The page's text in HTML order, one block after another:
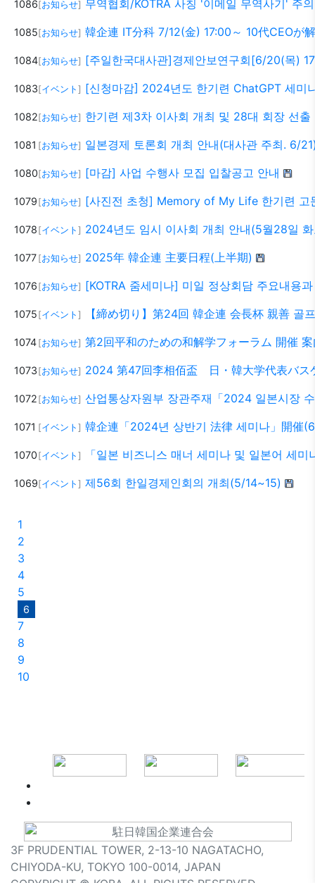
1086 [お知らせ] 무역협회/KOTRA 사칭 '이메일 무역사기' 주의
1085 [お知らせ] 韓企連 IT分科 7/12(金) 17:00～ 10代CEOが
1084[お知らせ] [주일한국대사관]경제안보연구회[6/20(목)
1083 [イベント ] [신청마감] 2024년도 한기련 ChatGPT 세미
1082 [お知らせ] 한기련 제3차 이사회 개최 및 28대 회장 선
1081 [お知らせ] 일본경제 토론회 개최 안내(대사관 주최. 6/
1080 [お知らせ] [마감] 사업 수행사 모집 입찰공고 안내
1079 [お知らせ] [사진전 초청] Memory of My Life 한기련 고
1078 [イベント ] 2024년도 임시 이사회 개최 안내(5월28일
1077 [お知らせ] 2025年 韓企連 主要日程(上半期)
1076 [お知らせ] [KOTRA 줌세미나] 미일 정상회담 주요내용
1075 [イベント ] 【締め切り】第24回 韓企連 会長杯 親善 골
1074 [お知らせ] 第2回平和のための和解学フォーラム 開催
1073 [お知らせ] 2024 第47回李相佰盃 日・韓大学代表バス
1072 [お知らせ] 산업통상자원부 장관주재「2024 일본시장
1071 [イベント ] 韓企連「2024년 상반기 法律 세미나」開催
1070 [イベント ] 「일본 비즈니스 매너 세미나 및 일본어 세
1069 [イベント ] 제56회 한일경제인회의 개최(5/14~15)
1
2
3
4
5
6
7
8
9
10
3F PRUDENTIAL TOWER, 2-13-10 NAGATACHO,
CHIYODA-KU, TOKYO 100-0014, JAPAN